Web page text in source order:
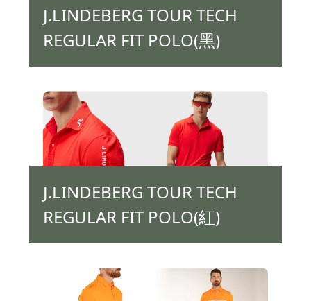
J.LINDEBERG TOUR TECH
REGULAR FIT POLO(黑)
J.LINDEBERG TOUR TECH
REGULAR FIT POLO(紅)